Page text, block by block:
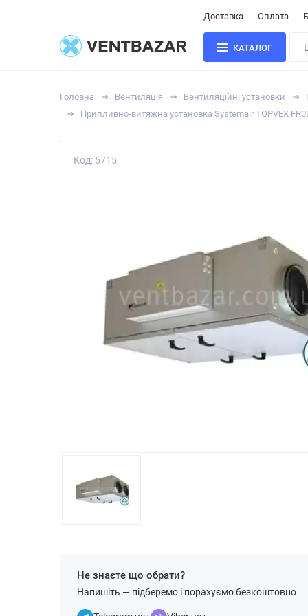
Доставка Оплата
КАТАЛОГ
Головна Вентиляція Вентиляційні установки
Припливно-витяжна установка Systemair TOPVEX
Код: 5715
Не знаєте що обрати?
Напишіть — підберемо і порахуємо безкоштовно